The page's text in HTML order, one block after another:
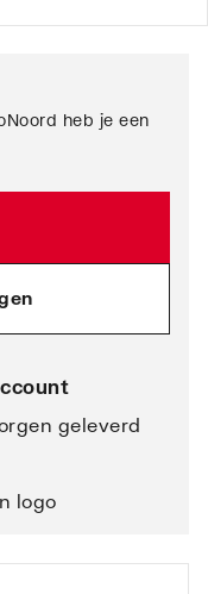
heb je een
geleverd
logo